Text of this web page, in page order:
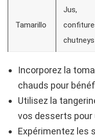
Tamarillo
Jus,
chutneys
Incorporez la
chauds pour
Utilisez la
vos desserts pour
Expérimentez les